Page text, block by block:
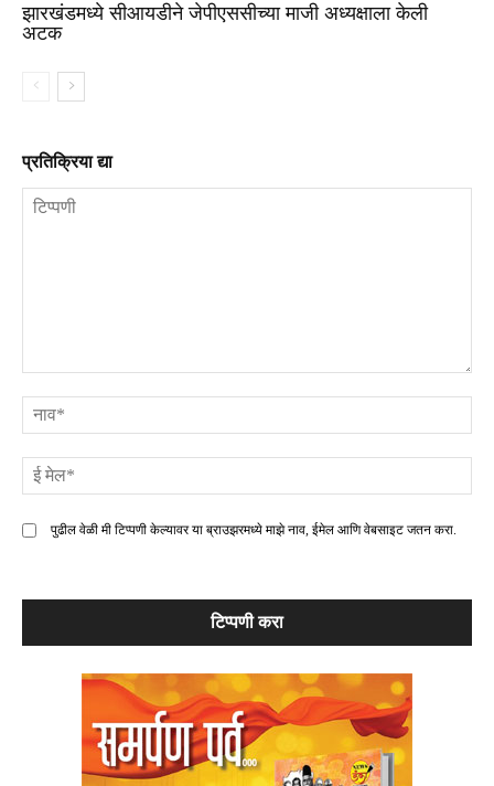
झारखंडमध्ये सीआयडीने जेपीएससीच्या माजी अध्यक्षाला केली
अटक
प्रतिक्रिया द्या
पुढील वेळी मी टिप्पणी केल्यावर या ब्राउझरमध्ये माझे नाव, ईमेल आणि वेबसाइट जतन करा.